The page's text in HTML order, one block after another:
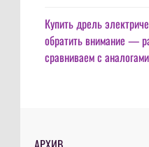
Купить дрель
обратить внимание —
сравниваем с аналогами